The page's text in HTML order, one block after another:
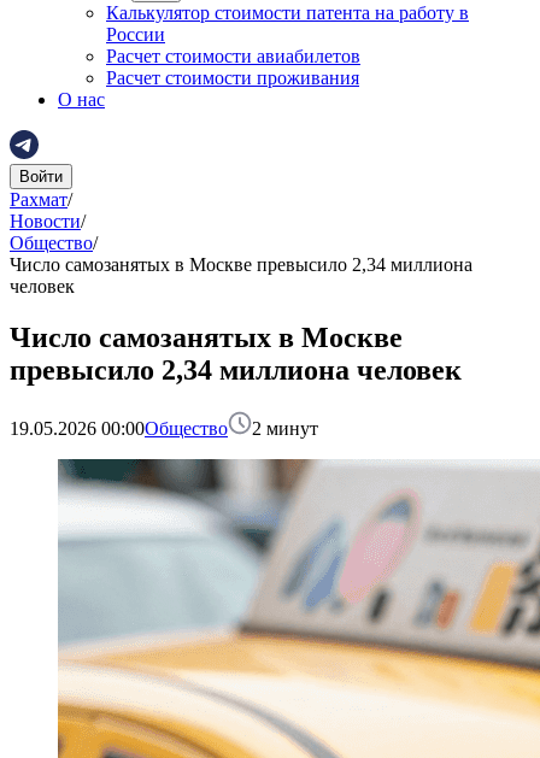
Калькулятор стоимости патента на работу в
России
Расчет стоимости авиабилетов
Расчет стоимости проживания
О нас
Войти
Рахмат/
Новости/
Общество/
Число самозанятых в Москве превысило 2,34 миллиона
человек
Число самозанятых в Москве
превысило 2,34 миллиона человек
19.05.2026 00:00Общество 2 минут